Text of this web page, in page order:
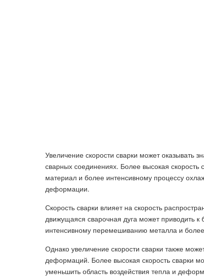
Увеличение скорости сварки может оказывать
сварных соединениях. Более высокая скорость
материал и более интенсивному процессу
деформации.
Скорость сварки влияет на скорость
движущаяся сварочная дуга может приводить
интенсивному перемешиванию металла и
Однако увеличение скорости сварки также
деформаций. Более высокая скорость сварки
уменьшить область воздействия тепла и